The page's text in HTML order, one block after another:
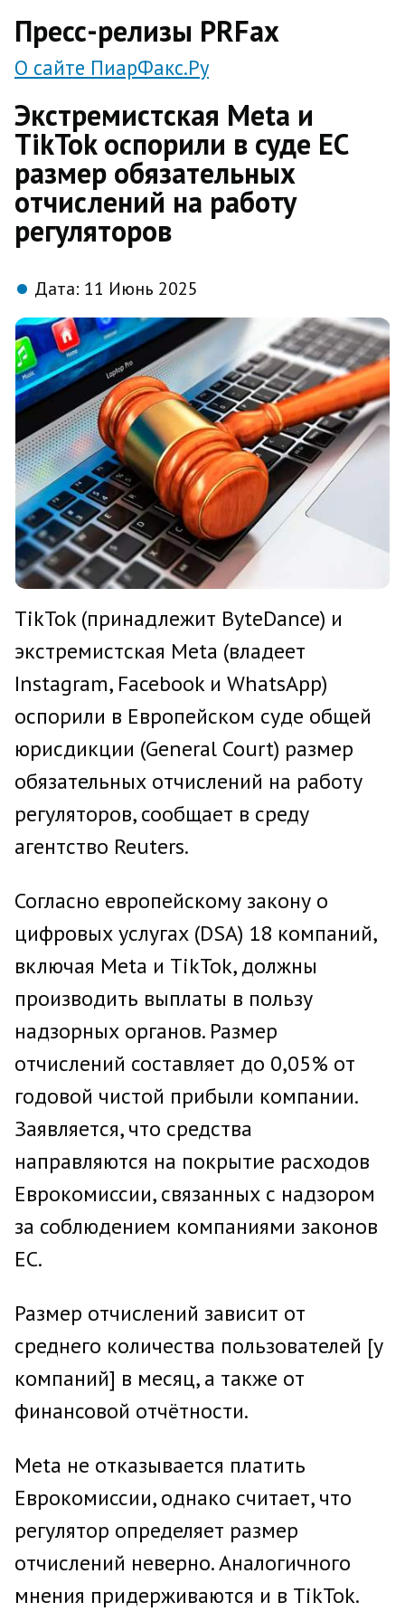
Пресс-релизы PRFax
О сайте ПиарФакс.Ру
Экстремистская Meta и
TikTok оспорили в суде ЕС
размер обязательных
отчислений на работу
регуляторов
Дата: 11 Июнь 2025
TikTok (принадлежит ByteDance) и
экстремистская Meta (владеет
Instagram, Facebook и WhatsApp)
оспорили в Европейском суде общей
юрисдикции (General Court) размер
обязательных отчислений на работу
регуляторов, сообщает в среду
агентство Reuters.
Согласно европейскому закону о
цифровых услугах (DSA) 18 компаний,
включая Meta и TikTok, должны
производить выплаты в пользу
надзорных органов. Размер
отчислений составляет до 0,05% от
годовой чистой прибыли компании.
Заявляется, что средства
направляются на покрытие расходов
Еврокомиссии, связанных с надзором
за соблюдением компаниями законов
ЕС.
Размер отчислений зависит от
среднего количества пользователей [у
компаний] в месяц, а также от
финансовой отчётности.
Meta не отказывается платить
Еврокомиссии, однако считает, что
регулятор определяет размер
отчислений неверно. Аналогичного
мнения придерживаются и в TikTok.